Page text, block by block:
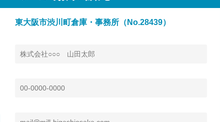
東大阪市渋川町倉庫・事務所（No.28439）